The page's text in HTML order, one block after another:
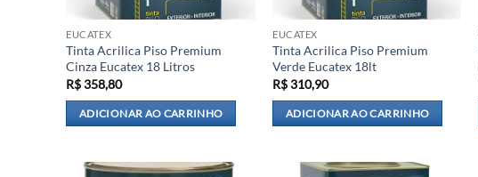
EUCATEX
Tinta Acrilica Piso Premium
Cinza Eucatex 18 Litros
R$358,80
ADICIONAR AO CARRINHO
EUCATEX
Tinta Acrilica Piso Premium
Verde Eucatex 18lt
R$310,90
ADICIONAR AO CARRINHO